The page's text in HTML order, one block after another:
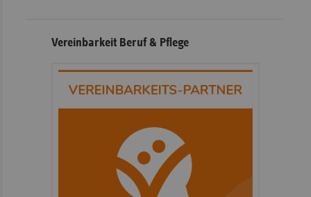
Vereinbarkeit Beruf & Pflege